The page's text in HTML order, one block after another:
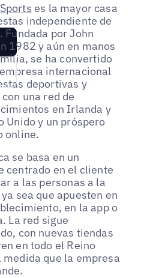
es la mayor casa
independiente de
Fundada por John
1982 y aún en manos
se ha convertido
internacional
deportivas y
una red de
en Irlanda y
Unido y un próspero
online.
se basa en un
centrado en el cliente
a las personas a la
sea que apuesten en
en la app o
La red sigue
con nuevas tiendas
en todo el Reino
medida que la empresa